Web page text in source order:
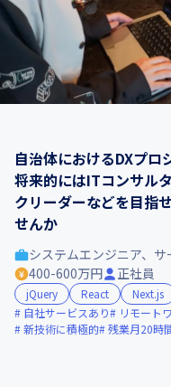
自治体におけるDXプ
将来的にはITコンサル
クリーダーなどを目指
せんか
システムエンジニア、
400-600万円
正社員
jQuery React Next.js
自社サービスあり
リモート
新技術に積極的 残業月20時